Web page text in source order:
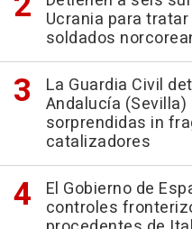
Ucrania para
soldados
La Guardia Civil
Andalucía
sorprendidas in
catalizadores
El Gobierno de
controles